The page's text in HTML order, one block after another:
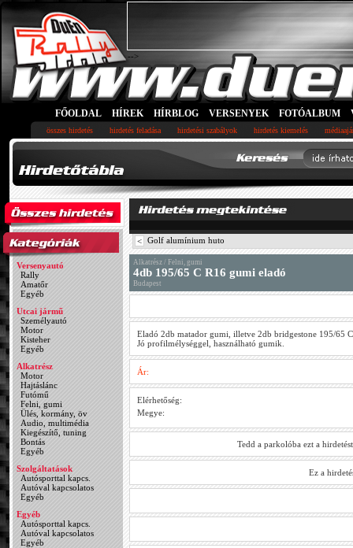
-->
FŐOLDAL HÍREK HÍRBLOG VERSENYEK FOTÓALBUM
összes hirdetés hirdetés feladása hirdetési szabályok hirdetés kiemelés
Versenyautó
Rally
Amatőr
Egyéb
Utcai jármű
Személyautó
Motor
Kisteher
Egyéb
Alkatrész
Motor
Hajtáslánc
Futómű
Felni, gumi
Ülés, kormány, öv
Audio, multimédia
Kiegészítő, tuning
Bontás
Egyéb
Szolgáltatások
Autósporttal kapcs.
Autóval kapcsolatos
Egyéb
Egyéb
Autósporttal kapcs.
Autóval kapcsolatos
Egyéb
< Golf alumínium huto
Alkatrész / Felni, gumi
4db 195/65 C R16 gumi eladó
Budapest
Eladó 2db matador gumi, illetve 2db bridgestone 195/65
Jó profilmélységgel, használható gumik.
Ár:
Elérhetőség:
Megye:
Tedd a parkolóba ezt a
Ez a